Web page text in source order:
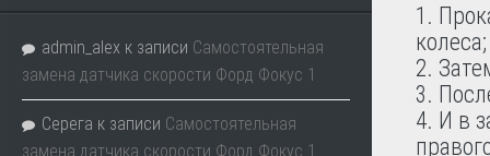
колеса;
И в
admin_alex к записи Самостоятельная
замена датчика скорости Форд Фокус 1
Серега к записи Самостоятельная
замена датчика скорости Форд Фокус 1